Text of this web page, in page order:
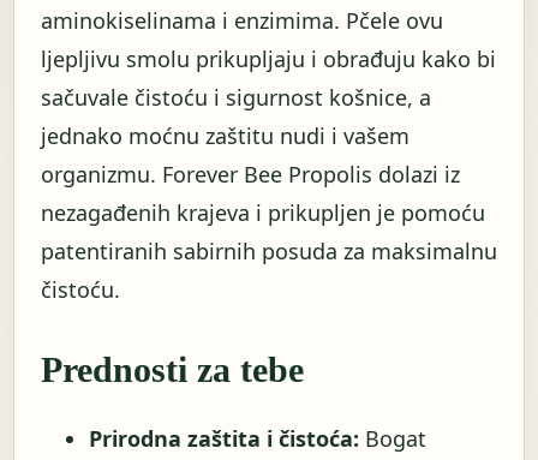
aminokiselinama i enzimima. Pčele ovu
ljepljivu smolu prikupljaju i obrađuju kako bi
sačuvale čistoću i sigurnost košnice, a
jednako moćnu zaštitu nudi i vašem
organizmu. Forever Bee Propolis dolazi iz
nezagađenih krajeva i prikupljen je pomoću
patentiranih sabirnih posuda za maksimalnu
čistoću.
Prednosti za tebe
Prirodna zaštita i čistoća: Bogat